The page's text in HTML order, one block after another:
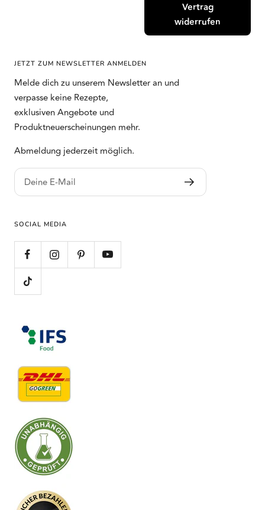
Vertrag
widerrufen
JETZT ZUM NEWSLETTER ANMELDEN
Melde dich zu unserem Newsletter an und
verpasse keine Rezepte,
exklusiven Angebote und
Produktneuerscheinungen mehr.
Abmeldung jederzeit möglich.
Deine E-Mail
SOCIAL MEDIA